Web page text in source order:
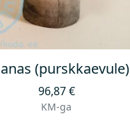
(purskkaevule)
96,87€
KM-ga